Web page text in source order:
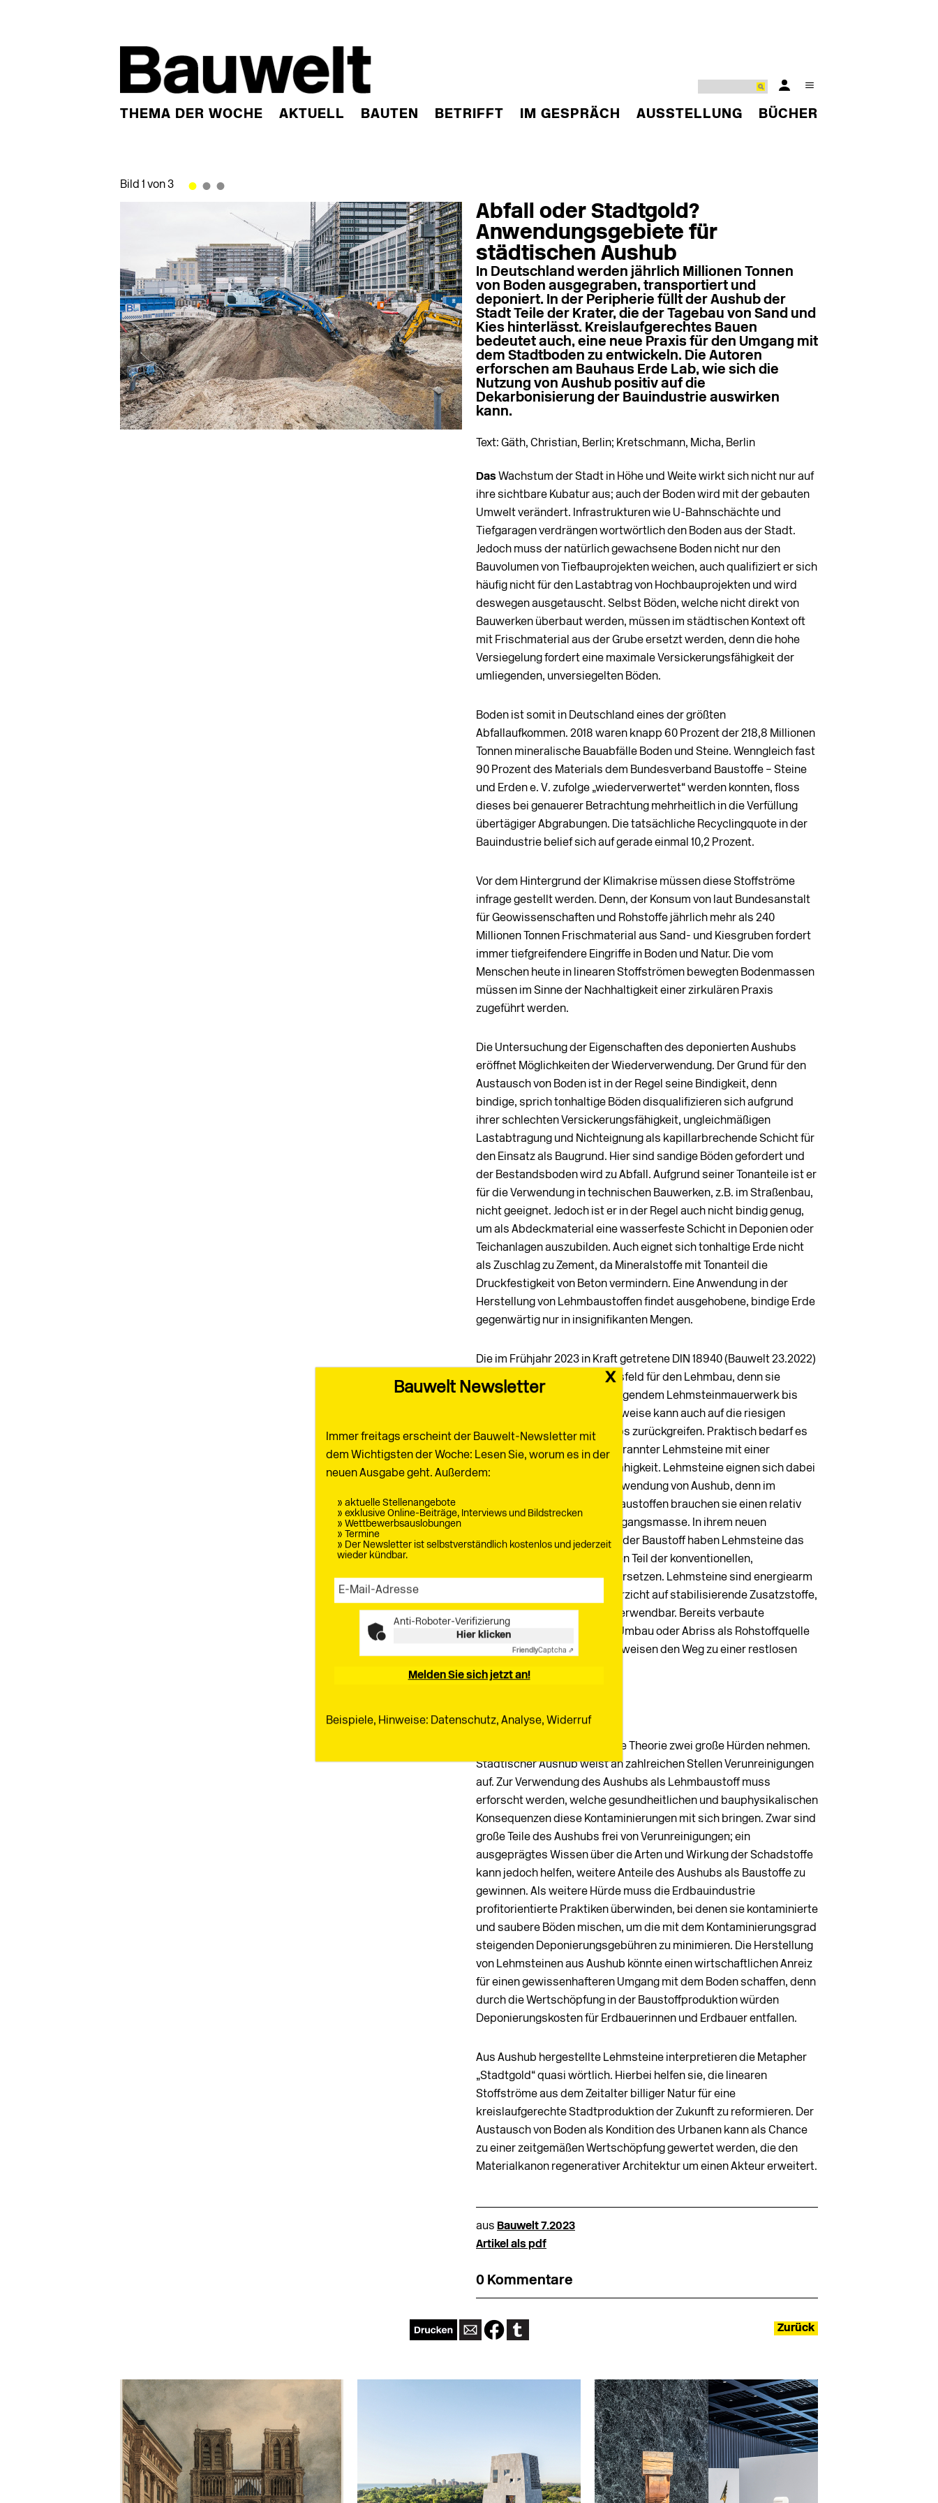
THEMA DER WOCHE AKTUELL BAUTEN BETRIFFT IM GESPRÄCH AUSSTELLUNG BÜCHER
Bild 1 von 3 •••
Abfall oder Stadtgold?
Anwendungsgebiete für
städtischen Aushub
In Deutschland werden jährlich Millionen Tonnen
von Boden ausgegraben, transportiert und
deponiert. In der Peripherie füllt der Aushub der
Stadt Teile der Krater, die der Tagebau von Sand und
Kies hinterlässt. Kreislaufgerechtes Bauen
bedeutet auch, eine neue Praxis für den Umgang mit
dem Stadtboden zu entwickeln. Die Autoren
erforschen am Bauhaus Erde Lab, wie sich die
Nutzung von Aushub positiv auf die
Dekarbonisierung der Bauindustrie auswirken
kann.
Text: Gäth, Christian, Berlin; Kretschmann, Micha, Berlin
Das Wachstum der Stadt in Höhe und Weite wirkt sich nicht nur auf
ihre sichtbare Kubatur aus; auch der Boden wird mit der gebauten
Umwelt verändert. Infrastrukturen wie U-Bahnschächte und
Tiefgaragen verdrängen wortwörtlich den Boden aus der Stadt.
Jedoch muss der natürlich gewachsene Boden nicht nur den
Bauvolumen von Tiefbauprojekten weichen, auch qualifiziert er sich
häufig nicht für den Lastabtrag von Hochbauprojekten und wird
deswegen ausgetauscht. Selbst Böden, welche nicht direkt von
Bauwerken überbaut werden, müssen im städtischen Kontext oft
mit Frischmaterial aus der Grube ersetzt werden, denn die hohe
Versiegelung fordert eine maximale Versickerungsfähigkeit der
umliegenden, unversiegelten Böden.
Boden ist somit in Deutschland eines der größten
Abfallaufkommen. 2018 waren knapp 60 Prozent der 218,8 Millionen
Tonnen mineralische Bauabfälle Boden und Steine. Wenngleich fast
90 Prozent des Materials dem Bundesverband Baustoffe – Steine
und Erden e. V. zufolge „wiederverwertet“ werden konnten, floss
dieses bei genauerer Betrachtung mehrheitlich in die Verfüllung
übertägiger Abgrabungen. Die tatsächliche Recycling­quote in der
Bauindustrie belief sich auf gerade einmal 10,2 Prozent.
Vor dem Hintergrund der Klimakrise müssen diese Stoffströme
infrage gestellt werden. Denn, der Konsum von laut Bundesanstalt
für Geowissenschaften und Rohstoffe jährlich mehr als 240
Millionen Tonnen Frisch­material aus Sand- und Kiesgruben fordert
immer tiefgreifendere Eingriffe in Boden und Natur. Die vom
Menschen heute in linearen Stoffströmen bewegten Bodenmassen
müssen im Sinne der Nachhaltigkeit einer zirkulären Praxis
zugeführt werden.
Die Untersuchung der Eigenschaften des deponierten Aushubs
eröffnet Möglichkeiten der Wiederverwendung. Der Grund für den
Austausch von Boden ist in der Regel seine Bindigkeit, denn
bindige, sprich tonhaltige Böden disqualifizieren sich aufgrund
ihrer schlechten Versickerungsfähigkeit, ungleichmäßigen
Lastabtragung und Nichteignung als kapillarbrechende Schicht für
den Einsatz als Baugrund. Hier sind sandige Böden gefordert und
der Bestandsboden wird zu Abfall. Aufgrund seiner Tonanteile ist er
für die Verwendung in technischen Bauwerken, z.B. im Straßenbau,
nicht geeignet. Jedoch ist er in der Regel auch nicht bindig genug,
um als Abdeckmaterial eine wasserfeste Schicht in Deponien oder
Teichanlagen auszubilden. Auch eignet sich tonhaltige Erde nicht
als Zuschlag zu Zement, da Mineralstoffe mit Tonanteil die
Druckfestigkeit von Beton vermindern. Eine Anwendung in der
Herstellung von Lehmbaustoffen findet ausgehobene, bindige Erde
gegenwärtig nur in insignifikanten Mengen.
Die im Frühjahr 2023 in Kraft getretene DIN 18940 (Bauwelt 23.2022)
eröffnet ein neues Handlungsfeld für den Lehmbau, denn sie
ermöglicht das Bauen mit tragendem Lehmsteinmauerwerk bis
Gebäudeklasse 4; diese Bauweise kann auch auf die riesigen
Mengen ungenutzten Aushubs zurückgreifen. Praktisch bedarf es
hierzu der Herstellung ungebrannter Lehmsteine mit einer
entsprechenden Leistungsfähigkeit. Lehmsteine eignen sich dabei
besonders für die Wiederverwendung von Aushub, denn im
Vergleich zu anderen Lehmbaustoffen brauchen sie einen relativ
ge­ringen Tonanteil in der Ausgangsmasse. In ihrem neuen
Anwendungsprofil als tragender Baustoff haben Lehmsteine das
Potenzial, einen signifikan­-ten Teil der konventionellen,
mineralischen Baustoffe zu ersetzen. Lehmsteine sind energiearm
in der Herstellung und bei Verzicht auf stabilisierende Zusatzstoffe,
wie Zement, restlos wiederverwendbar. Bereits verbaute
Lehmsteine eignen sich bei Umbau oder Abriss als Rohstoffquelle
für neue Lehmbaustoffe und weisen den Weg zu einer restlosen
Kreislauffähigkeit.
In der Umsetzung muss diese Theorie zwei große Hürden nehmen.
Städtischer Aushub weist an zahlreichen Stellen Verunreinigungen
auf. Zur Verwendung des Aushubs als Lehmbaustoff muss
erforscht werden, welche gesundheitlichen und bauphysikalischen
Konsequenzen diese Kontaminierungen mit sich bringen. Zwar sind
große Teile des Aushubs frei von Verunreinigungen; ein
ausgeprägtes Wissen über die Arten und Wirkung der Schadstoffe
kann jedoch helfen, weitere Anteile des Aushubs als Baustoffe zu
gewinnen. Als weitere Hürde muss die Erdbauindustrie
profitorientierte Praktiken überwinden, bei denen sie kontaminierte
und saubere Böden mischen, um die mit dem Kontaminierungsgrad
steigenden Deponierungsgebühren zu minimieren. Die Herstellung
von Lehmsteinen aus Aushub könnte einen wirtschaftlichen Anreiz
für einen gewissenhaf­teren Umgang mit dem Boden schaffen, denn
durch die Wertschöpfung in der Baustoffproduktion würden
Deponierungskosten für Erdbauerinnen und Erdbauer entfallen.
Aus Aushub hergestellte Lehmsteine interpretieren die Metapher
„Stadtgold“ quasi wörtlich. Hierbei helfen sie, die linearen
Stoffströme aus dem Zeitalter billiger Natur für eine
kreislaufgerechte Stadtproduktion der Zukunft zu reformieren. Der
Austausch von Boden als Kondition des Urbanen kann als Chance
zu einer zeitgemäßen Wertschöpfung gewertet werden, die den
Materialkanon regenerativer Architektur um einen Akteur erweitert.
aus Bauwelt 7.2023
Artikel als pdf
0 Kommentare
x
Bauwelt Newsletter
Immer freitags erscheint der Bauwelt-Newsletter mit
dem Wichtigsten der Woche: Lesen Sie, worum es in der
neuen Ausgabe geht. Außerdem:
» aktuelle Stellenangebote
» exklusive Online-Beiträge, Interviews und Bildstrecken
» Wettbewerbsauslobungen
» Termine
» Der Newsletter ist selbstverständlich kostenlos und jederzeit
wieder kündbar.
Anti-Roboter-Verifizierung
Hier klicken
FriendlyCaptcha ⇗
Melden Sie sich jetzt an!
Beispiele, Hinweise: Datenschutz, Analyse, Widerruf
Zurück